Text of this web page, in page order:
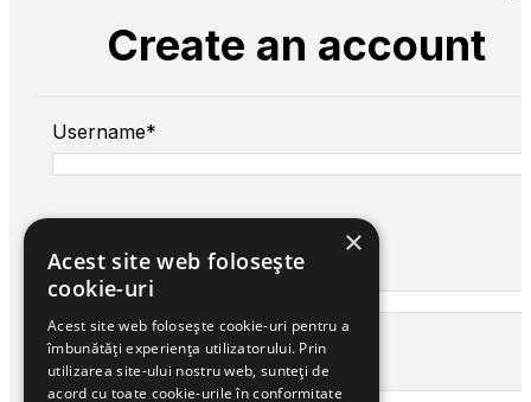
Create an account
Username*
First name*
Last name*
×
Acest site web folosește
cookie-uri
Acest site web folosește cookie-uri pentru a
îmbunătăți experiența utilizatorului. Prin
utilizarea site-ului nostru web, sunteți de
acord cu toate cookie-urile în conformitate